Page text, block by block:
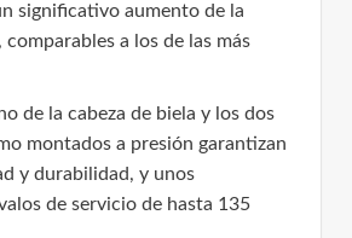
significativo aumento de la
a los de las más
de la cabeza de biela y los dos
montados a presión garantizan
y durabilidad, y unos
de servicio de hasta 135